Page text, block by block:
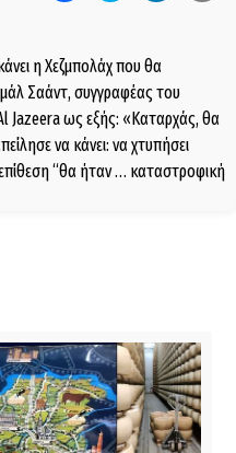
η Χεζμπολάχ που θα
Σαάντ, συγγραφέας του
Jazeera ως εξής: «Καταρχάς, θα
να κάνει: να χτυπήσει
“θα ήταν … καταστροφική